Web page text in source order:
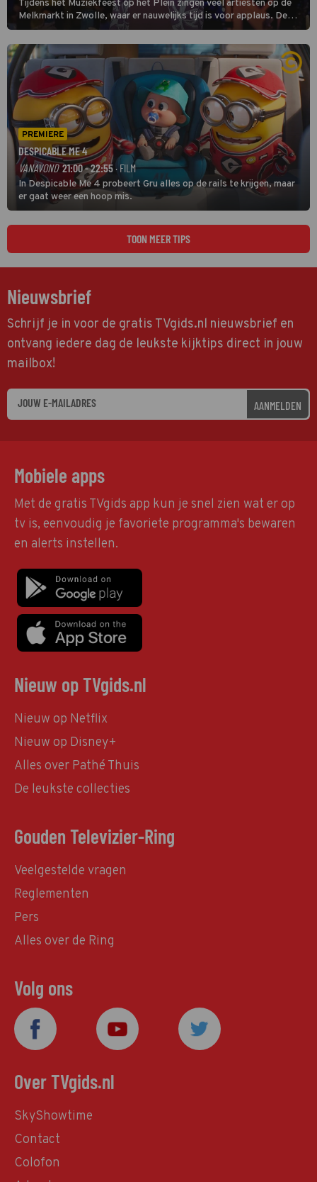
Tijdens het Muziekfeest op het Plein zingen veel artiesten op de
Melkmarkt in Zwolle, waar er nauwelijks tijd is voor applaus. De
grootste namen zijn André Hazes, Jannes, René Froger en
natuurlijk Rutger van Barneveld met zijn hit Zwoele Zomernachten.
PREMIERE
DESPICABLE ME 4
VANAVOND 21:00 - 22:55 · FILM
In Despicable Me 4 probeert Gru alles op de rails te krijgen, maar
er gaat weer een hoop mis.
TOON MEER TIPS
Nieuwsbrief
Schrijf je in voor de gratis TVgids.nl nieuwsbrief en
ontvang iedere dag de leukste kijktips direct in jouw
mailbox!
AANMELDEN
Mobiele apps
Met de gratis TVgids app kun je snel zien wat er op
tv is, eenvoudig je favoriete programma's bewaren
en alerts instellen.
Nieuw op TVgids.nl
Nieuw op Netflix
Nieuw op Disney+
Alles over Pathé Thuis
De leukste collecties
Gouden Televizier-Ring
Veelgestelde vragen
Reglementen
Pers
Alles over de Ring
Volg ons
Over TVgids.nl
SkyShowtime
Contact
Colofon